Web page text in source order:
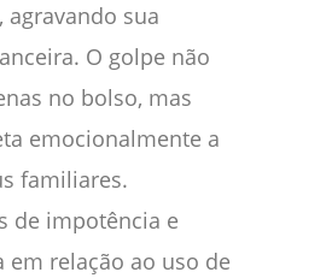
agravando sua
O golpe não
no bolso, mas
emocionalmente a
familiares.
de impotência e
em relação ao uso de